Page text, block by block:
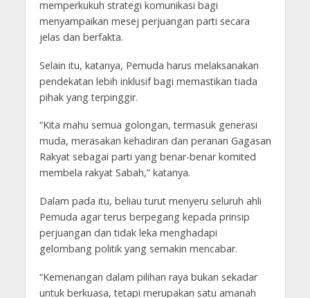
memperkukuh strategi komunikasi bagi
menyampaikan mesej perjuangan parti secara
jelas dan berfakta.
Selain itu, katanya, Pemuda harus melaksanakan
pendekatan lebih inklusif bagi memastikan tiada
pihak yang terpinggir.
“Kita mahu semua golongan, termasuk generasi
muda, merasakan kehadiran dan peranan Gagasan
Rakyat sebagai parti yang benar-benar komited
membela rakyat Sabah,” katanya.
Dalam pada itu, beliau turut menyeru seluruh ahli
Pemuda agar terus berpegang kepada prinsip
perjuangan dan tidak leka menghadapi
gelombang politik yang semakin mencabar.
“Kemenangan dalam pilihan raya bukan sekadar
untuk berkuasa, tetapi merupakan satu amanah